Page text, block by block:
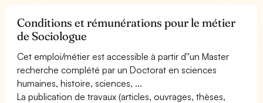
Conditions et rémunérations pour le métier
de Sociologue
Cet emploi/métier est accessible à partir d''un Master
recherche complété par un Doctorat en sciences
humaines, histoire, sciences, ...
La publication de travaux (articles, ouvrages, thèses,